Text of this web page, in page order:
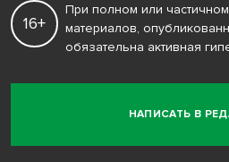
НАПИСАТЬ В
16+
При полном или
материалов,
обязательна активная